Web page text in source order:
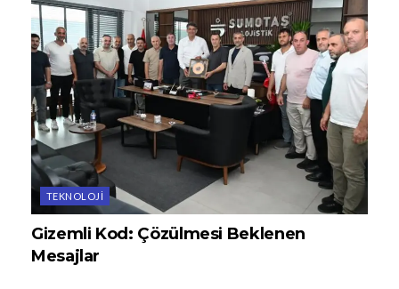
TEKNOLOJI
Gizemli Kod: Çözülmesi Beklenen
Mesajlar